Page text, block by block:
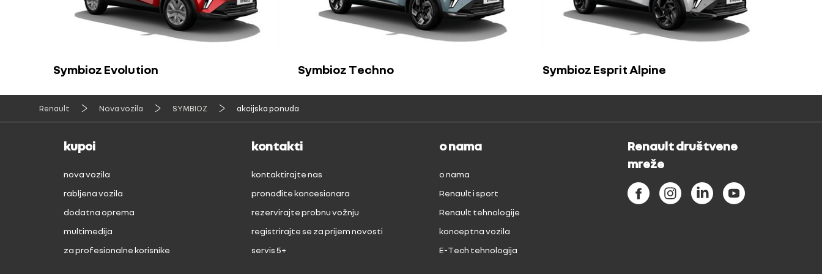
Symbioz Evolution Symbioz Techno Symbioz Esprit Alpine